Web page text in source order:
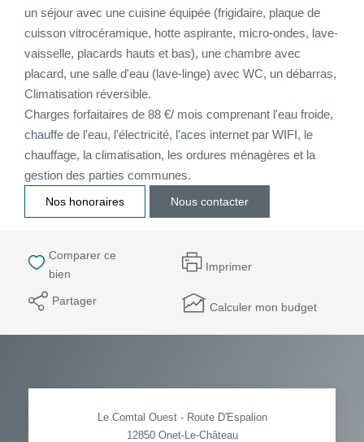
CONTACT
CONNEXION
un séjour avec une cuisine équipée (frigidaire, plaque de
cuisson vitrocéramique, hotte aspirante, micro-ondes, lave-
vaisselle, placards hauts et bas), une chambre avec
placard, une salle d'eau (lave-linge) avec WC, un débarras,
Climatisation réversible.
Charges forfaitaires de 88 €/ mois comprenant l'eau froide,
chauffe de l'eau, l'électricité, l'aces internet par WIFI, le
chauffage, la climatisation, les ordures ménagères et la
gestion des parties communes.
Nos honoraires Nous contacter
Comparer ce
bien
Imprimer
Partager Calculer mon budget
Le Comtal Ouest - Route D'Espalion
12850 Onet-Le-Château